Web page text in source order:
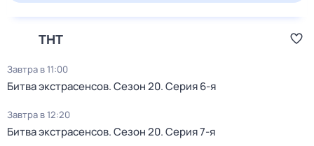
ТНТ
Завтра в 11:00
Битва экстрасенсов. Сезон 20. Серия 6-я
Завтра в 12:20
Битва экстрасенсов. Сезон 20. Серия 7-я